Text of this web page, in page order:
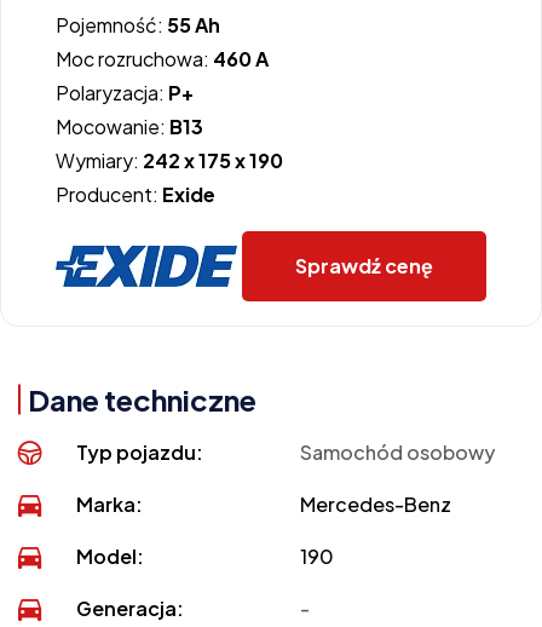
Pojemność: 55 Ah
Moc rozruchowa: 460 A
Polaryzacja: P+
Mocowanie: B13
Wymiary: 242 x 175 x 190
Producent: Exide
Sprawdź cenę
Dane techniczne
Typ pojazdu: Samochód osobowy
Marka: Mercedes-Benz
Model: 190
Generacja: -